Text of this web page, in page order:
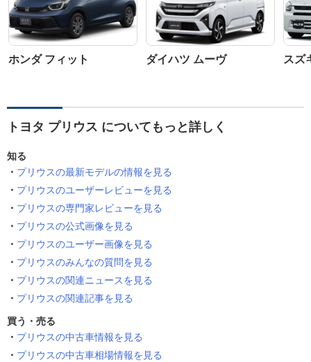
ホンダ フィット ダイハツ ムーヴ スズ
トヨタ プリウス についてもっと詳しく
知る
プリウスの最新モデルの情報を見る
プリウスのユーザーレビューを見る
プリウスの専門家レビューを見る
プリウスの公式画像を見る
プリウスのユーザー画像を見る
プリウスのみんなの質問を見る
プリウスの関連ニュースを見る
プリウスの関連記事を見る
買う・売る
プリウスの中古車情報を見る
プリウスの中古車相場情報を見る